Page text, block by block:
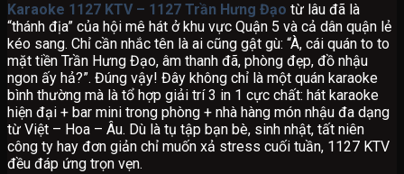
Karaoke 1127 KTV – 1127 Trần Hưng Đạo từ lâu đã là
“thánh địa” của hội mê hát ở khu vực Quận 5 và cả dân quận lẻ
kéo sang. Chỉ cần nhắc tên là ai cũng gật gù: “À, cái quán to to
mặt tiền Trần Hưng Đạo, âm thanh đã, phòng đẹp, đồ nhậu
ngon ấy hả?”. Đúng vậy! Đây không chỉ là một quán karaoke
bình thường mà là tổ hợp giải trí 3 in 1 cực chất: hát karaoke
hiện đại + bar mini trong phòng + nhà hàng món nhậu đa dạng
từ Việt – Hoa – Âu. Dù là tụ tập bạn bè, sinh nhật, tất niên
công ty hay đơn giản chỉ muốn xả stress cuối tuần, 1127 KTV
đều đáp ứng trọn vẹn.